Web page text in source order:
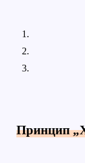
Принцип